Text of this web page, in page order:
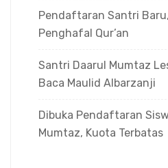
Pendaftaran Santri
Penghafal Qur’an
Santri Daarul Mumtaz
Baca Maulid Albarzanji
Dibuka Pendaftaran
Mumtaz, Kuota Terbatas